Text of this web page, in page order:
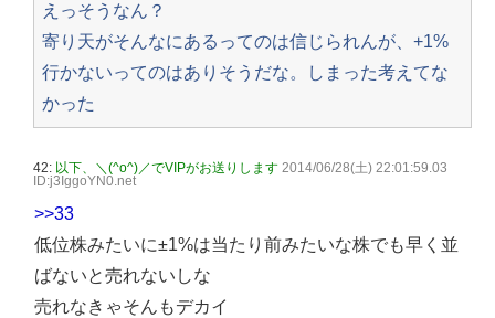
えっそうなん？
寄り天がそんなにあるってのは信じられんが、+1%
行かないってのはありそうだな。しまった考えてな
かった
42: 以下、＼(^o^)／でVIPがお送りします 2014/06/28(土) 22:01:59.03
ID:j3IggoYN0.net
>>33
低位株みたいに±1%は当たり前みたいな株でも早く並
ばないと売れないしな
売れなきゃそんもデカイ